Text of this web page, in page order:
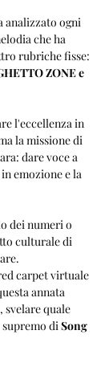
analizzato ogni
che ha
rubriche fisse:
ZONE e
l'eccellenza in
la missione di
dare voce a
emozione e la
dei numeri o
culturale di
carpet virtuale
annata
quale
di Song